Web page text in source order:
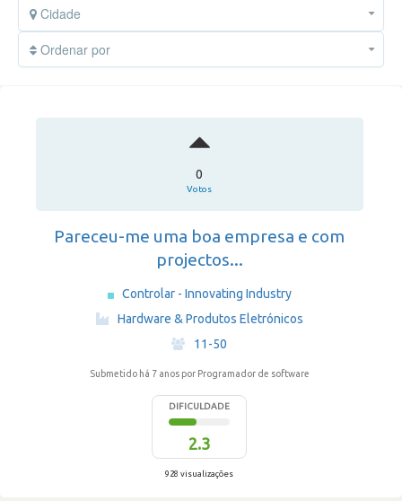
Cidade
Ordenar por
0
Votos
Pareceu-me uma boa empresa e com
projectos...
Controlar - Innovating Industry
Hardware & Produtos Eletrónicos
·
11-50
Submetido há 7 anos por Programador de software
DIFICULDADE
2.3
928 visualizações